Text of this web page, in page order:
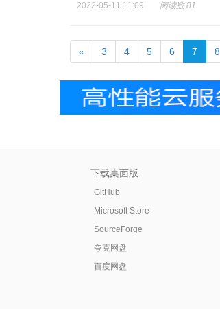
2022-05-11 11:09 阅读数 81
« 3 4 5 6 7 8
下载桌面版
GitHub
Microsoft Store
SourceForge
夸克网盘
百度网盘